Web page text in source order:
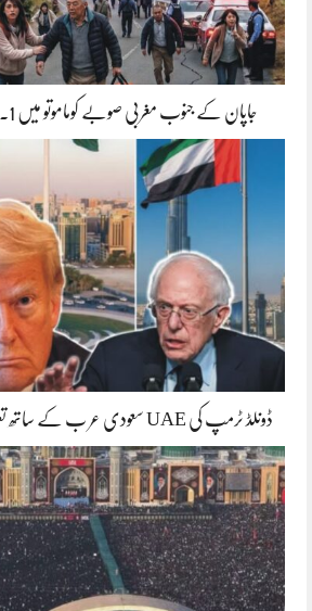
جاپان کے جنوب مغربی صوبے کوماموتو میں 7.1 شدت کا شدید زلزلہ
ڈونلڈ ٹرمپ کی UAE سعودی عر ب کے ساتھ تعلقات کی وجہ ان کی…